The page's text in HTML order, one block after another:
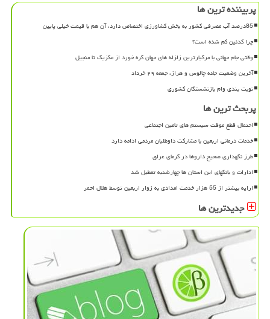
پربیننده ترین ها
85درصد آب مصرفی کشور به بخش کشاورزی اختصاص دارد، آن هم با قیمت خیلی پایین
چرا کدئین کم شده است؟
وقتی جام جهانی با مرگبارترین زلزله های جهان گره خورد از مکزیک تا منجیل
آخرین وضعیت جاده چالوس و هراز، جمعه ۲۹ خرداد
نوبت بندی وام بازنشستگان کشوری
پربحث ترین ها
احتمال قطع موقت سیستم های تامین اجتماعی
خدمات درمانی اربعین با مشارکت داوطلبان مردمی ادامه دارد
طرز نگهداری صحیح داروها در گرمای عراق
ادارات و بانکهای این استان ها چهارشنبه تعطیل شد
ارایه بیشتر از 55 هزار خدمت امدادی به زوار اربعین توسط هلال احمر
جدیدترین ها